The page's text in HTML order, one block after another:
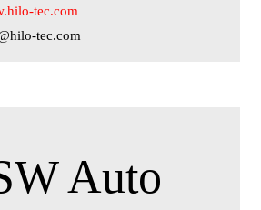
tec.com
tec.com
Auto